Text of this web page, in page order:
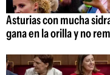
Asturias con mucha
gana en la orilla y no